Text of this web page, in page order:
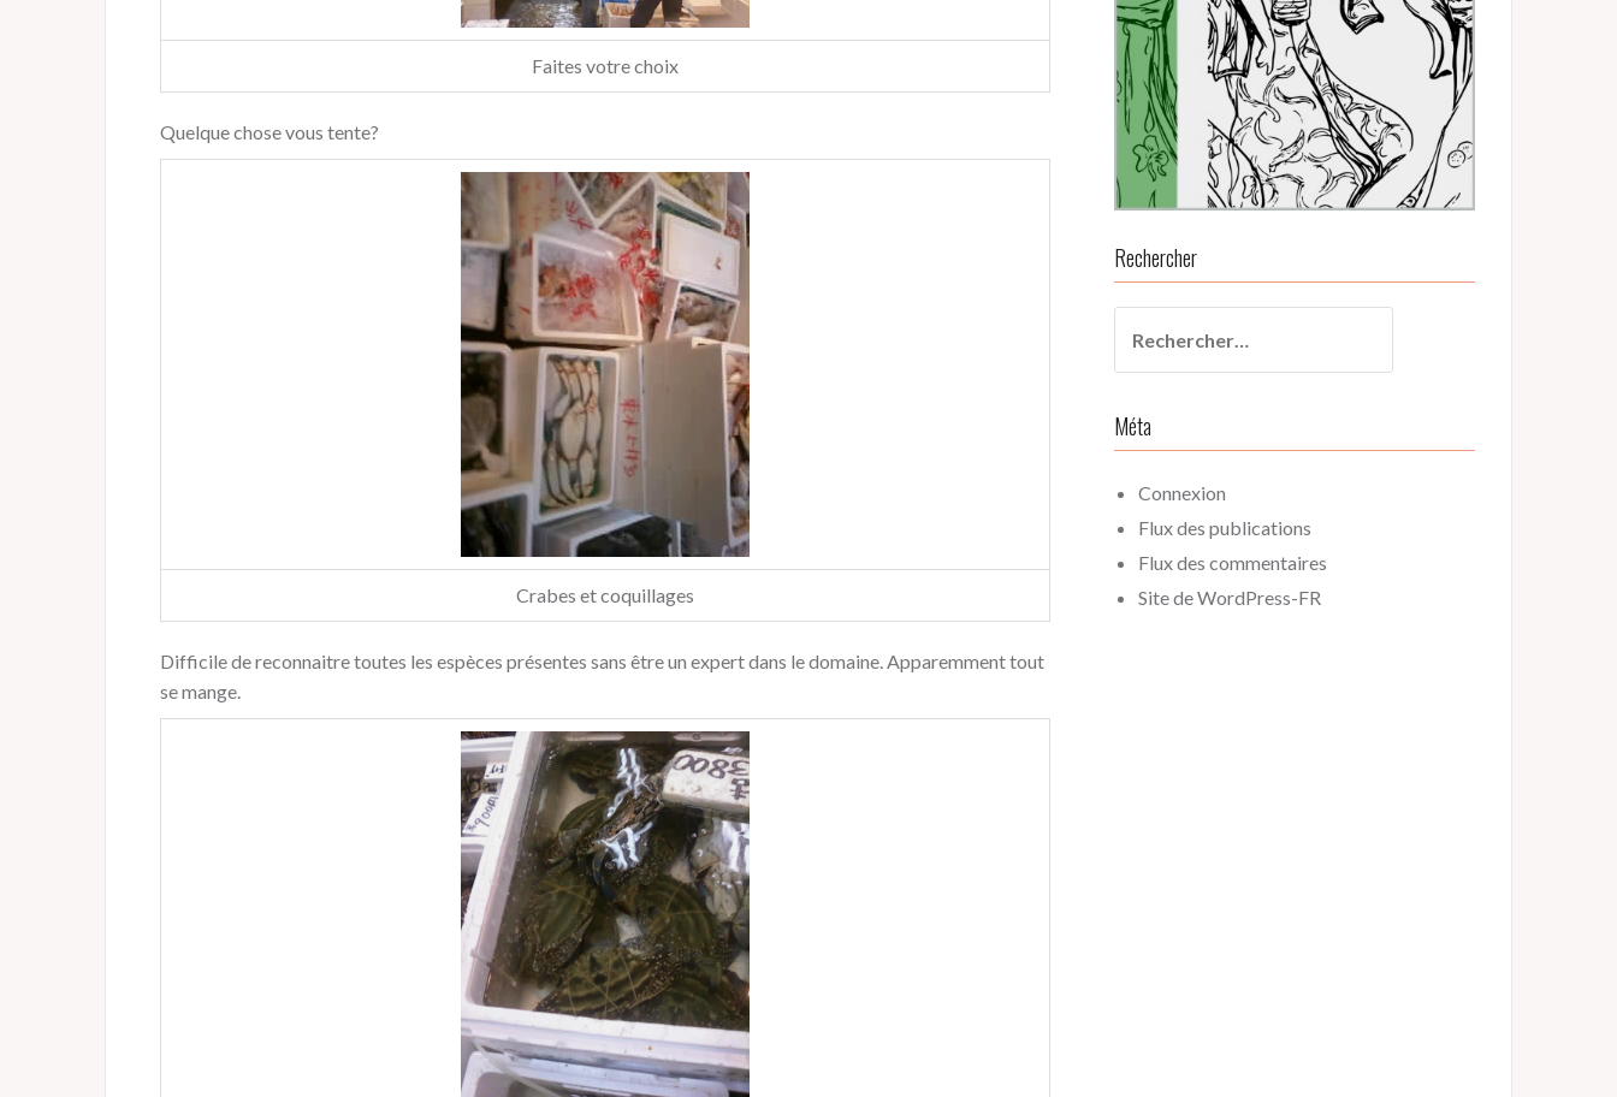
Faites votre choix
Quelque chose vous tente?
Crabes et coquillages
Difficile de reconnaitre toutes les espèces présentes sans être un expert dans le domaine. Apparemment tout
se mange.
Rechercher
Méta
Connexion
Flux des publications
Flux des commentaires
Site de WordPress-FR